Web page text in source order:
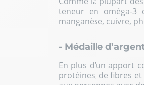
teneur en oméga-3
manganèse, cuivre,
- Médaille
En plus d’un apport
protéines, de fibres et